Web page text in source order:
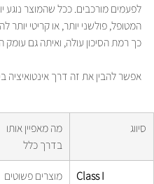
לפעמים מורכבים. ככל שהמוצר נוגע
המטופל, פולשני יותר, או קריטי יותר
כך רמת הסיכון עולה, ואיתה גם עומק
אפשר להבין את זה דרך אינטואיציה
סיווג
מה מאפיין אותו
בדרך כלל
Class I
מוצרים פשוטים